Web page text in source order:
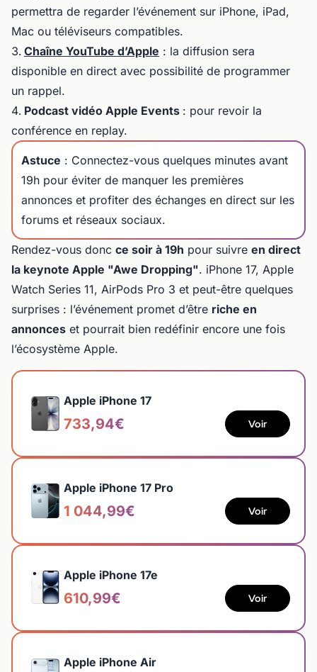
permettra de regarder l’événement sur iPhone, iPad,
Mac ou téléviseurs compatibles.
Chaîne YouTube d’Apple : la diffusion sera
disponible en direct avec possibilité de programmer
un rappel.
Podcast vidéo Apple Events : pour revoir la
conférence en replay.
Astuce : Connectez-vous quelques minutes avant
19h pour éviter de manquer les premières
annonces et profiter des échanges en direct sur les
forums et réseaux sociaux.
Rendez-vous donc ce soir à 19h pour suivre en direct
la keynote Apple "Awe Dropping". iPhone 17, Apple
Watch Series 11, AirPods Pro 3 et peut-être quelques
surprises : l’événement promet d’être riche en
annonces et pourrait bien redéfinir encore une fois
l’écosystème Apple.
Apple iPhone 17
733,94€ Voir
Apple iPhone 17 Pro
1 044,99€ Voir
Apple iPhone 17e
610,99€ Voir
Apple iPhone Air